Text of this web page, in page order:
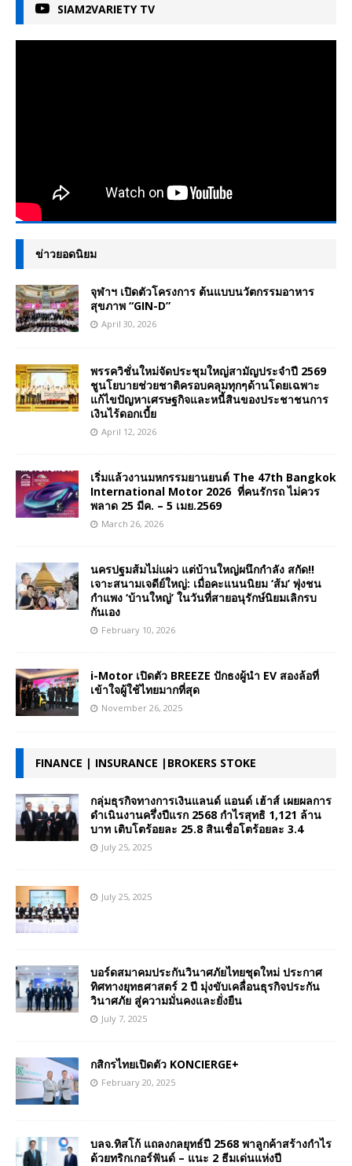
SIAM2VARIETY TV
ข่าวยอดนิยม
จุฬาฯ เปิดตัวโครงการ ต้นแบบนวัตกรรมอาหาร
สุขภาพ “GIN-D”
April 30, 2026
พรรควิชั่นใหม่จัดประชุมใหญ่สามัญประจำปี 2569
ชูนโยบายช่วยชาติครอบคลุมทุกๆด้านโดยเฉพาะ
แก้ไขปัญหาเศรษฐกิจและหนี้สินของประชาชนการ
เงินไร้ดอกเบี้ย
April 12, 2026
เริ่มแล้วงานมหกรรมยานยนต์ The 47th Bangkok
International Motor 2026 ที่คนรักรถ ไม่ควร
พลาด 25 มีค. – 5 เมย.2569
March 26, 2026
นครปฐมส้มไม่แผ่ว แต่บ้านใหญ่ผนึกกำลัง สกัด!!
เจาะสนามเจดีย์ใหญ่: เมื่อคะแนนนิยม ‘ส้ม’ พุ่งชน
กำแพง ‘บ้านใหญ่’ ในวันที่สายอนุรักษ์นิยมเลิกรบ
กันเอง
February 10, 2026
i-Motor เปิดตัว BREEZE ปักธงผู้นำ EV สองล้อที่
เข้าใจผู้ใช้ไทยมากที่สุด
November 26, 2025
FINANCE | INSURANCE |BROKERS STOKE
กลุ่มธุรกิจทางการเงินแลนด์ แอนด์ เฮ้าส์ เผยผลการ
ดำเนินงานครึ่งปีแรก 2568 กำไรสุทธิ 1,121 ล้าน
บาท เติบโตร้อยละ 25.8 สินเชื่อโตร้อยละ 3.4
July 25, 2025
July 25, 2025
บอร์ดสมาคมประกันวินาศภัยไทยชุดใหม่ ประกาศ
ทิศทางยุทธศาสตร์ 2 ปี มุ่งขับเคลื่อนธุรกิจประกัน
วินาศภัย สู่ความมั่นคงและยั่งยืน
July 7, 2025
กสิกรไทยเปิดตัว KONCIERGE+
February 20, 2025
บลจ.ทิสโก้ แถลงกลยุทธ์ปี 2568 พาลูกค้าสร้างกำไร
ด้วยทริกเกอร์ฟันด์ – แนะ 2 ธีมเด่นแห่งปี